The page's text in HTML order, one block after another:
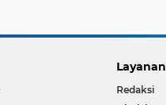
Layanan
Redaksi